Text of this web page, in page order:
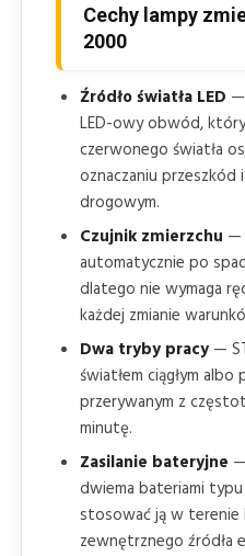
Cechy lampy
2000
Źródło światła LED
LED-owy obwód,
czerwonego światła
oznaczaniu przeszkód
drogowym.
Czujnik zmierzchu —
automatycznie po
dlatego nie wymaga
każdej zmianie
Dwa tryby pracy —
światłem ciągłym
przerywanym z
minutę.
Zasilanie bateryjne
dwiema bateriami
stosować ją w terenie
zewnętrznego źródła